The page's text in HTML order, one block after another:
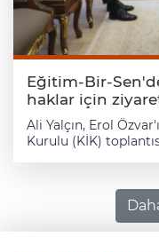
Eğitim-Bir-
haklar için
Ali Yalçın, Erol
Kurulu (KİK)
ziyarette, öğretim
sağlanması
üniversite ödeneği
oranlarının